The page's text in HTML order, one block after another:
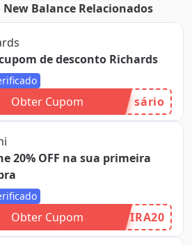
Balance Relacionados
de desconto Richards
Obter Cupom sário
20% OFF na sua primeira
Obter Cupom IRA20